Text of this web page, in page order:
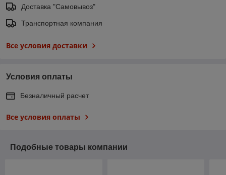
Доставка "Самовывоз"
Транспортная компания
Все условия доставки
Условия оплаты
Безналичный расчет
Все условия оплаты
Подобные товары компании